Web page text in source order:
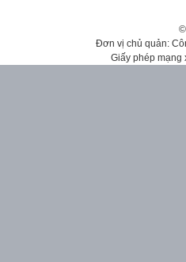
Đơn vị chủ quản:
Giấy phép mạng